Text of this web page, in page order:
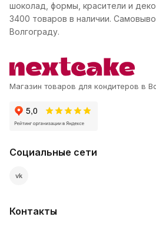
шоколад, формы, красители и
3400 товаров в наличии.
Волгограду.
Магазин товаров для кондитеров в
Социальные сети
vk
Контакты